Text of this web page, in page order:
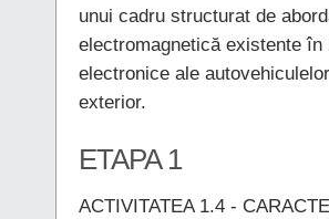
unui cadru structurat de
electromagnetică existente
electronice ale
exterior.
ETAPA 1
ACTIVITATEA 1.4 -